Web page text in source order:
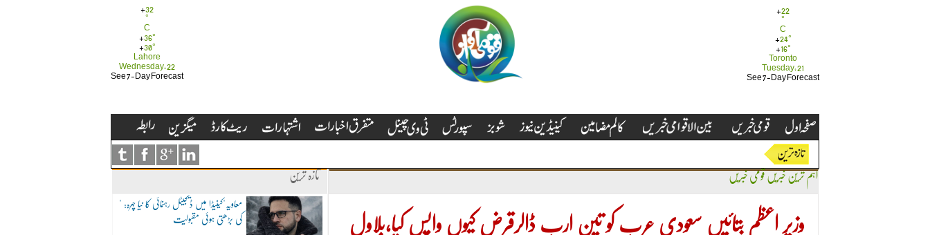
+22
°
C
+24°
+ 16°
Toronto
Tuesday, 21
See 7-Day Forecast
+32
°
C
+36°
+30°
Lahore
Wednesday, 22
See 7-Day Forecast
تازہ ترین
"معاویہ"کینیڈا میں ڈیجیٹل رہنمائی کا نیا چہرہ:
کی بڑھتی ہوئی مقبولیت
اہم ترین خبریں قومی خبریں
وزیر اعظم بتائیں سعودی عرب کو تین ارب ڈالرقرض کیوں واپس کیا،بلاول